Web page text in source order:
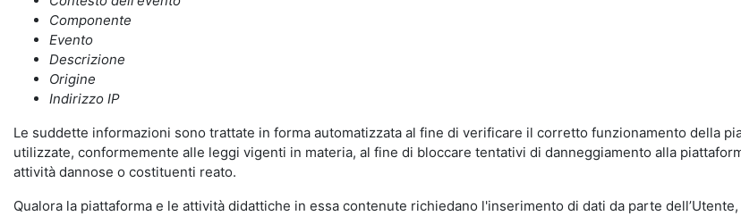
Componente
Evento
Descrizione
Origine
Indirizzo IP
Le suddette informazioni sono trattate in forma automatizzata al fine di verificare il corretto funzionamento della
utilizzate, conformemente alle leggi vigenti in materia, al fine di bloccare tentativi di danneggiamento alla
attività dannose o costituenti reato.
Qualora la piattaforma e le attività didattiche in essa contenute richiedano l'inserimento di dati da parte